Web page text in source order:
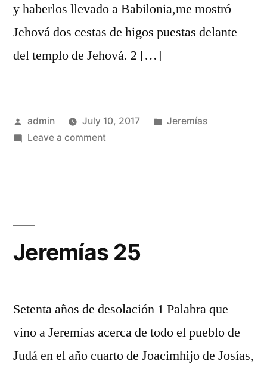
y haberlos llevado a Babilonia,me mostró
Jehová dos cestas de higos puestas delante
del templo de Jehová. 2 […]
Posted
by
admin July 10, 2017
Posted
Jeremías
Leave a commenton
Jeremías 25
Setenta años de desolación 1 Palabra que
vino a Jeremías acerca de todo el pueblo de
Judá en el año cuarto de Joacimhijo de Josías,